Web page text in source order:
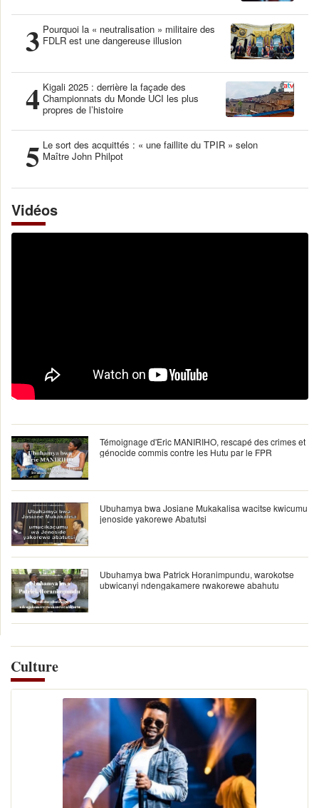
3 Pourquoi la « neutralisation » militaire des
FDLR est une dangereuse illusion
4 Kigali 2025 : derrière la façade des
Championnats du Monde UCI les plus
propres de l’histoire
5 Le sort des acquittés : « une faillite du TPIR » selon
Maître John Philpot
Vidéos
Témoignage d'Eric MANIRIHO, rescapé des crimes et
génocide commis contre les Hutu par le FPR
Ubuhamya bwa Josiane Mukakalisa wacitse kwicumu
jenoside yakorewe Abatutsi
Ubuhamya bwa Patrick Horanimpundu, warokotse
ubwicanyi ndengakamere rwakorewe abahutu
Culture